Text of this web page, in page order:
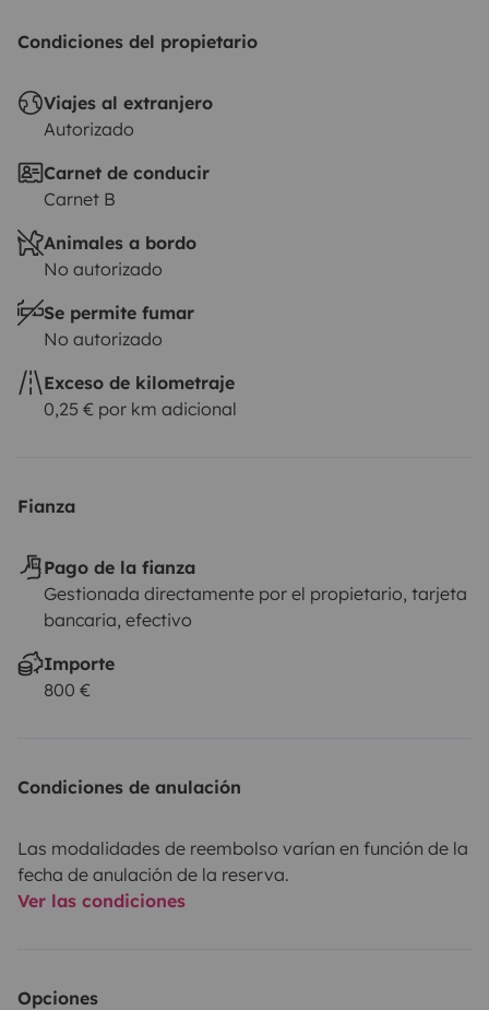
Condiciones del propietario
Viajes al extranjero
Autorizado
Carnet de conducir
Carnet B
Animales a bordo
No autorizado
Se permite fumar
No autorizado
Exceso de kilometraje
0,25 € por km adicional
Fianza
Pago de la fianza
Gestionada directamente por el propietario, tarjeta
bancaria, efectivo
Importe
800 €
Condiciones de anulación
Las modalidades de reembolso varían en función de la
fecha de anulación de la reserva.
Ver las condiciones
Opciones